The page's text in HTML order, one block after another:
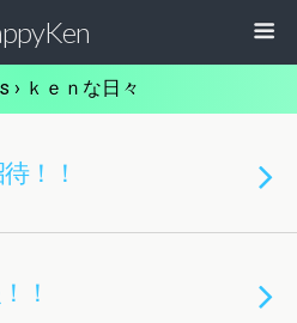
› ｋｅｎな日々
！！
！